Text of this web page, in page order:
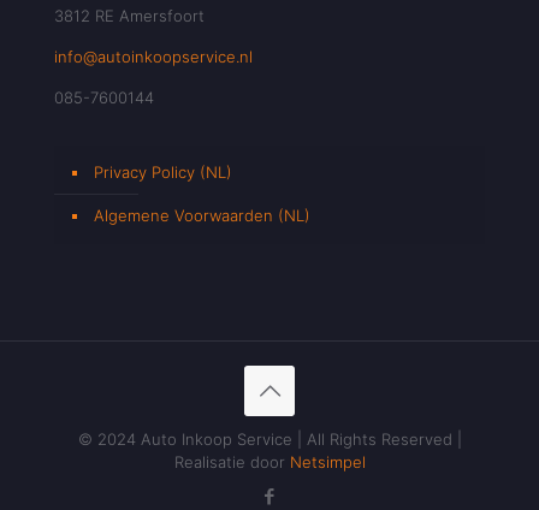
3812 RE Amersfoort
info@autoinkoopservice.nl
085-7600144
Privacy Policy (NL)
Algemene Voorwaarden (NL)
© 2024 Auto Inkoop Service | All Rights Reserved |
Realisatie door Netsimpel